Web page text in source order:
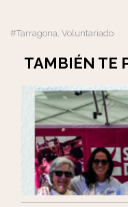
#Tarragona Voluntariado
TAMBIÉN TE